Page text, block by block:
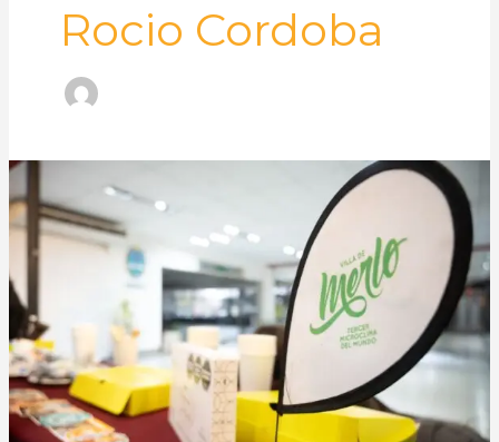
Rocio Cordoba